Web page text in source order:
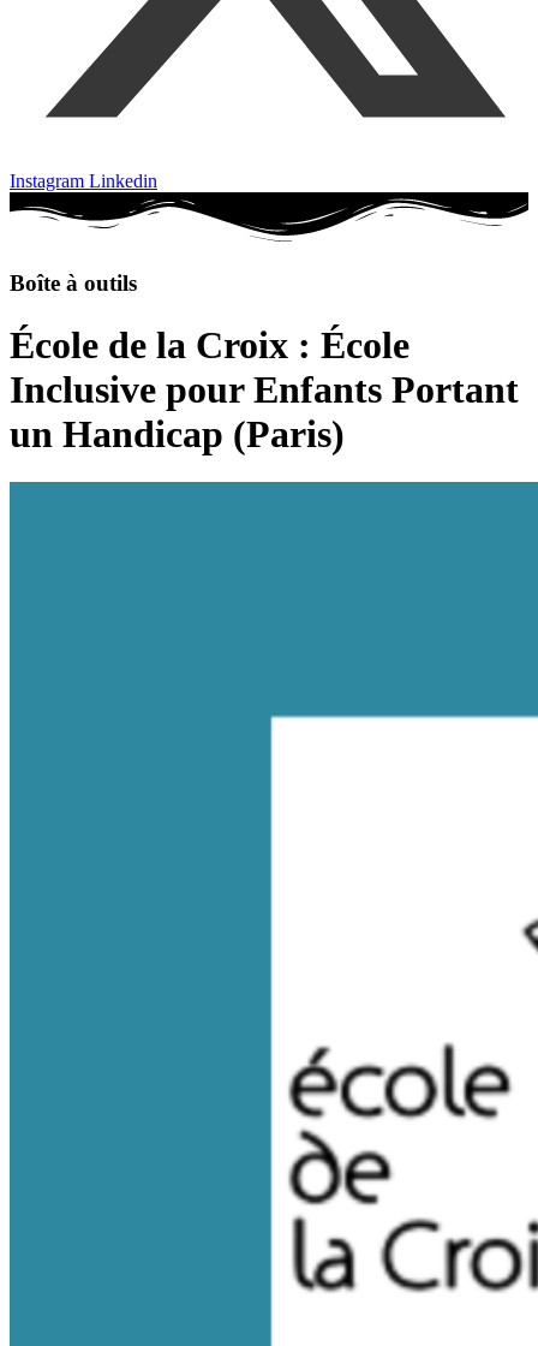
Instagram Linkedin
Boîte à outils
École de la Croix : École
Inclusive pour Enfants Portant
un Handicap (Paris)